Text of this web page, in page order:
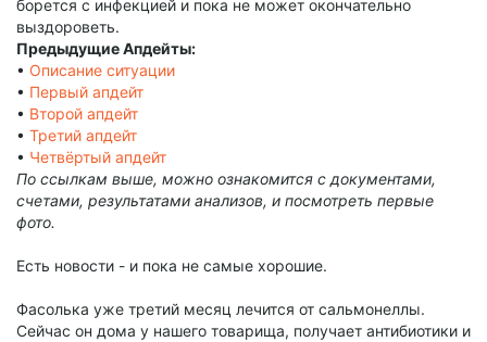
борется с инфекцией и пока не может окончательно
выздороветь.
Предыдущие Апдейты:
• Описание ситуации
• Первый апдейт
• Второй апдейт
• Третий апдейт
• Четвёртый апдейт
По ссылкам выше, можно ознакомится с документами,
счетами, результатами анализов, и посмотреть первые
фото.
Есть новости - и пока не самые хорошие.
Фасолька уже третий месяц лечится от сальмонеллы.
Сейчас он дома у нашего товарища, получает антибиотики и